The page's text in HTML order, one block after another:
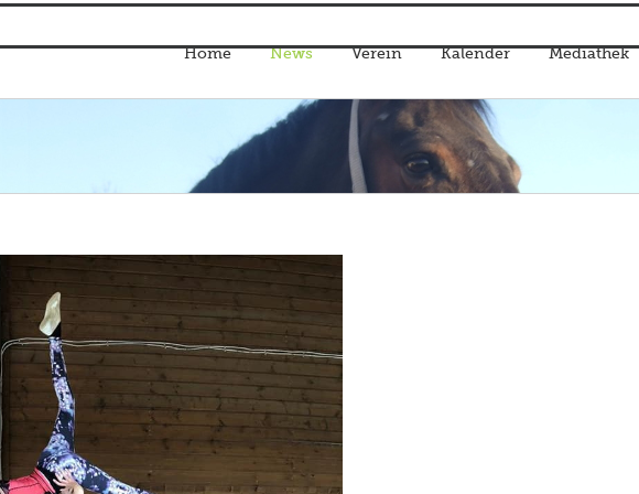
Home News Verein Kalender Mediathek